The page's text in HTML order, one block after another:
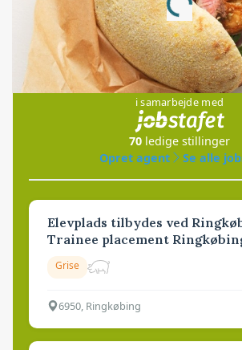
Jobs
i samarbejde med
70 ledige stillinger
Opret agent
Se alle
Elevplads tilbydes ved
Trainee placement
Grise
6950, Ringkøbing